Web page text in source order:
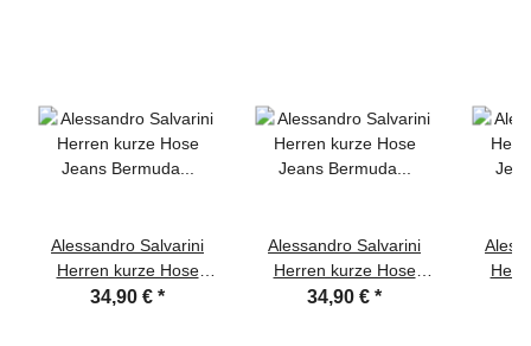
Alessandro Salvarini
Herren kurze Hose
Jeans Bermuda Shorts
34,90 € *
Alessandro Salvarini
Herren kurze Hose
Jeans Bermuda Shorts
34,90 € *